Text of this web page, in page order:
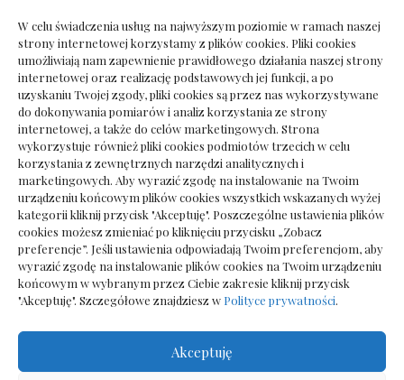
W celu świadczenia usług na najwyższym poziomie w ramach naszej
strony internetowej korzystamy z plików cookies. Pliki cookies
umożliwiają nam zapewnienie prawidłowego działania naszej strony
internetowej oraz realizację podstawowych jej funkcji, a po
uzyskaniu Twojej zgody, pliki cookies są przez nas wykorzystywane
do dokonywania pomiarów i analiz korzystania ze strony
internetowej, a także do celów marketingowych. Strona
wykorzystuje również pliki cookies podmiotów trzecich w celu
korzystania z zewnętrznych narzędzi analitycznych i
marketingowych. Aby wyrazić zgodę na instalowanie na Twoim
urządzeniu końcowym plików cookies wszystkich wskazanych wyżej
kategorii kliknij przycisk "Akceptuję". Poszczególne ustawienia plików
cookies możesz zmieniać po kliknięciu przycisku „Zobacz
preferencje”. Jeśli ustawienia odpowiadają Twoim preferencjom, aby
wyrazić zgodę na instalowanie plików cookies na Twoim urządzeniu
końcowym w wybranym przez Ciebie zakresie kliknij przycisk
"Akceptuję". Szczegółowe znajdziesz w Polityce prywatności.
Akceptuję
Deska podłogowa do salonu: jak wybrać bez
pośpiechu